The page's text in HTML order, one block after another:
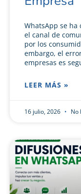
WhatsApp se ha
el canal de
por los
embargo, el
empresas es
LEER MÁS »
16 julio, 2026 No